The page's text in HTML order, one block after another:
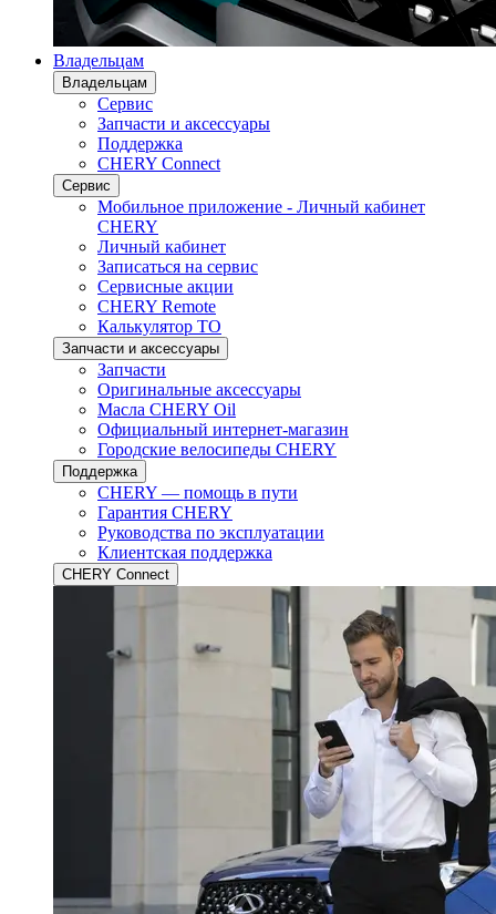
Владельцам
Владельцам
Сервис
Запчасти и аксессуары
Поддержка
CHERY Connect
Сервис
Мобильное приложение - Личный кабинет
CHERY
Личный кабинет
Записаться на сервис
Сервисные акции
CHERY Remote
Калькулятор ТО
Запчасти и аксессуары
Запчасти
Оригинальные аксессуары
Масла CHERY Oil
Официальный интернет-магазин
Городские велосипеды CHERY
Поддержка
CHERY — помощь в пути
Гарантия CHERY
Руководства по эксплуатации
Клиентская поддержка
CHERY Connect